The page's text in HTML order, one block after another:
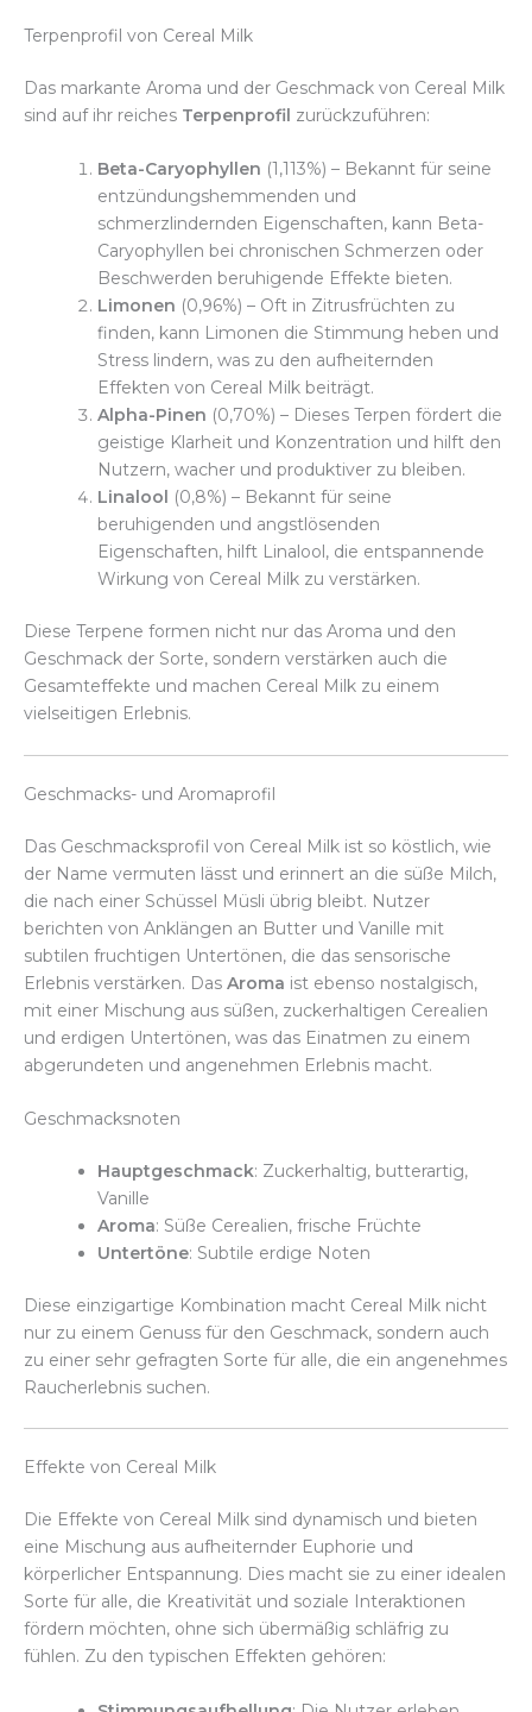
Terpenprofil von Cereal Milk
Das markante Aroma und der Geschmack von Cereal Milk
sind auf ihr reiches Terpenprofil zurückzuführen:
Beta-Caryophyllen (1,113%) – Bekannt für seine
entzündungshemmenden und
schmerzlindernden Eigenschaften, kann Beta-
Caryophyllen bei chronischen Schmerzen oder
Beschwerden beruhigende Effekte bieten.
Limonen (0,96%) – Oft in Zitrusfrüchten zu
finden, kann Limonen die Stimmung heben und
Stress lindern, was zu den aufheiternden
Effekten von Cereal Milk beiträgt.
Alpha-Pinen (0,70%) – Dieses Terpen fördert die
geistige Klarheit und Konzentration und hilft den
Nutzern, wacher und produktiver zu bleiben.
Linalool (0,8%) – Bekannt für seine
beruhigenden und angstlösenden
Eigenschaften, hilft Linalool, die entspannende
Wirkung von Cereal Milk zu verstärken.
Diese Terpene formen nicht nur das Aroma und den
Geschmack der Sorte, sondern verstärken auch die
Gesamteffekte und machen Cereal Milk zu einem
vielseitigen Erlebnis.
Geschmacks- und Aromaprofil
Das Geschmacksprofil von Cereal Milk ist so köstlich, wie
der Name vermuten lässt und erinnert an die süße Milch,
die nach einer Schüssel Müsli übrig bleibt. Nutzer
berichten von Anklängen an Butter und Vanille mit
subtilen fruchtigen Untertönen, die das sensorische
Erlebnis verstärken. Das Aroma ist ebenso nostalgisch,
mit einer Mischung aus süßen, zuckerhaltigen Cerealien
und erdigen Untertönen, was das Einatmen zu einem
abgerundeten und angenehmen Erlebnis macht.
Geschmacksnoten
Hauptgeschmack: Zuckerhaltig, butterartig,
Vanille
Aroma: Süße Cerealien, frische Früchte
Untertöne: Subtile erdige Noten
Diese einzigartige Kombination macht Cereal Milk nicht
nur zu einem Genuss für den Geschmack, sondern auch
zu einer sehr gefragten Sorte für alle, die ein angenehmes
Raucherlebnis suchen.
Effekte von Cereal Milk
Die Effekte von Cereal Milk sind dynamisch und bieten
eine Mischung aus aufheiternder Euphorie und
körperlicher Entspannung. Dies macht sie zu einer idealen
Sorte für alle, die Kreativität und soziale Interaktionen
fördern möchten, ohne sich übermäßig schläfrig zu
fühlen. Zu den typischen Effekten gehören: